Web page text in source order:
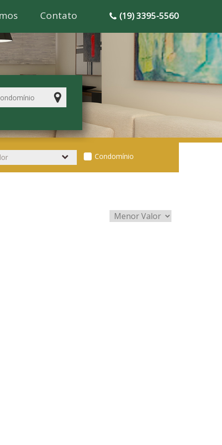
Contato (19) 3395-5560
Condomínio